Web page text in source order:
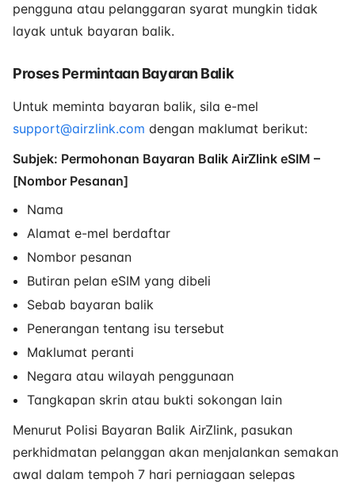
pengguna atau pelanggaran syarat mungkin tidak
layak untuk bayaran balik.
Proses Permintaan Bayaran Balik
Untuk meminta bayaran balik, sila e-mel
support@airzlink.com dengan maklumat berikut:
Subjek: Permohonan Bayaran Balik AirZlink eSIM –
[Nombor Pesanan]
Nama
Alamat e-mel berdaftar
Nombor pesanan
Butiran pelan eSIM yang dibeli
Sebab bayaran balik
Penerangan tentang isu tersebut
Maklumat peranti
Negara atau wilayah penggunaan
Tangkapan skrin atau bukti sokongan lain
Menurut Polisi Bayaran Balik AirZlink, pasukan
perkhidmatan pelanggan akan menjalankan semakan
awal dalam tempoh 7 hari perniagaan selepas